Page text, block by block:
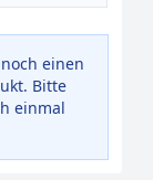
einen
Bitte
einmal